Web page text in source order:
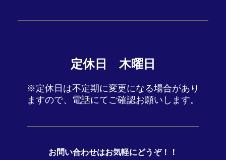
定休日 木曜日
※定休日は不定期に変更になる場合があり
ますので、電話にてご確認お願いします。
お問い合わせはお気軽にどうぞ！！